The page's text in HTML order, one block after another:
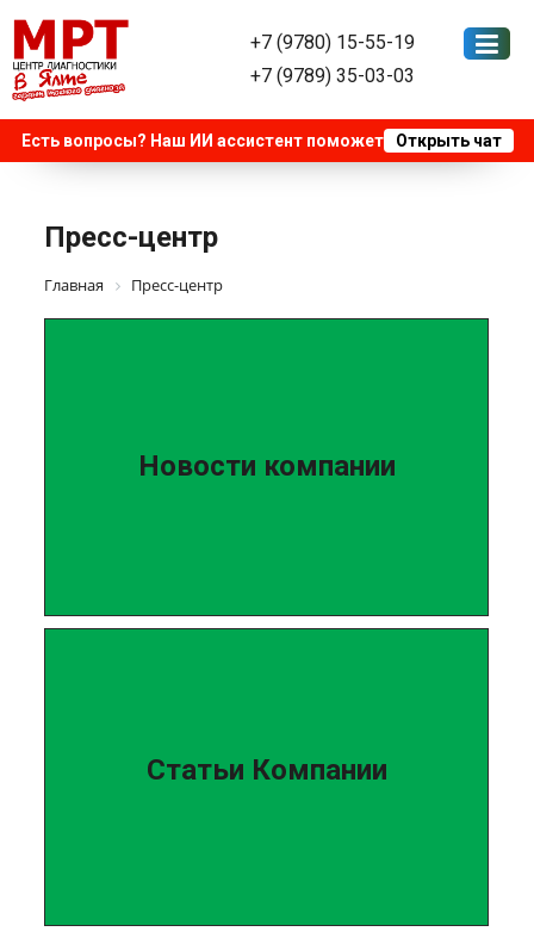
+7 (9780) 15-55-19
+7 (9789) 35-03-03
Пресс-центр
Главная Пресс-центр
Новости компании
Статьи Компании